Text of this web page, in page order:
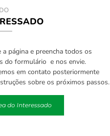
a página e preencha todos os
do formulário e nos envie.
em contato posteriormente
sobre os próximos passos.
do Interessado